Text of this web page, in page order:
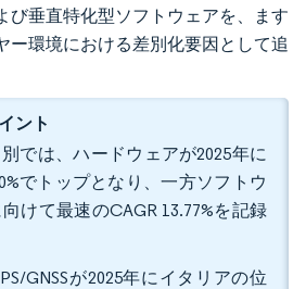
び垂直特化型ソフトウェアを、ます
ー環境における差別化要因として追
ント
では、ハードウェアが2025年に
でトップとなり、一方ソフトウ
けて最速のCAGR 13.77%を記録
GNSSが2025年にイタリアの位